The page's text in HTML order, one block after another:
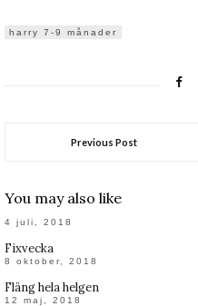
harry 7-9 månader
Previous Post
You may also like
4 juli, 2018
Fixvecka
8 oktober, 2018
Fläng hela helgen
12 maj, 2018